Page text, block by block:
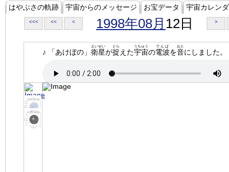
はやぶさの軌跡 宇宙からのメッセージ お宝データ 宇宙カレン
<<< << < 1998年08月 12日 >
♪ 「あけぼの」 衛星
えいせい
が捉
とら
えた宇宙
うちゅう
の電波
でんぱ
を音
おと
にしました。